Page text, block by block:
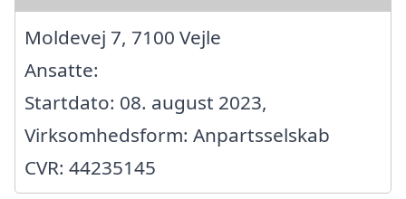
Moldevej 7, 7100 Vejle
Ansatte:
Startdato: 08. august 2023,
Virksomhedsform: Anpartsselskab
CVR: 44235145